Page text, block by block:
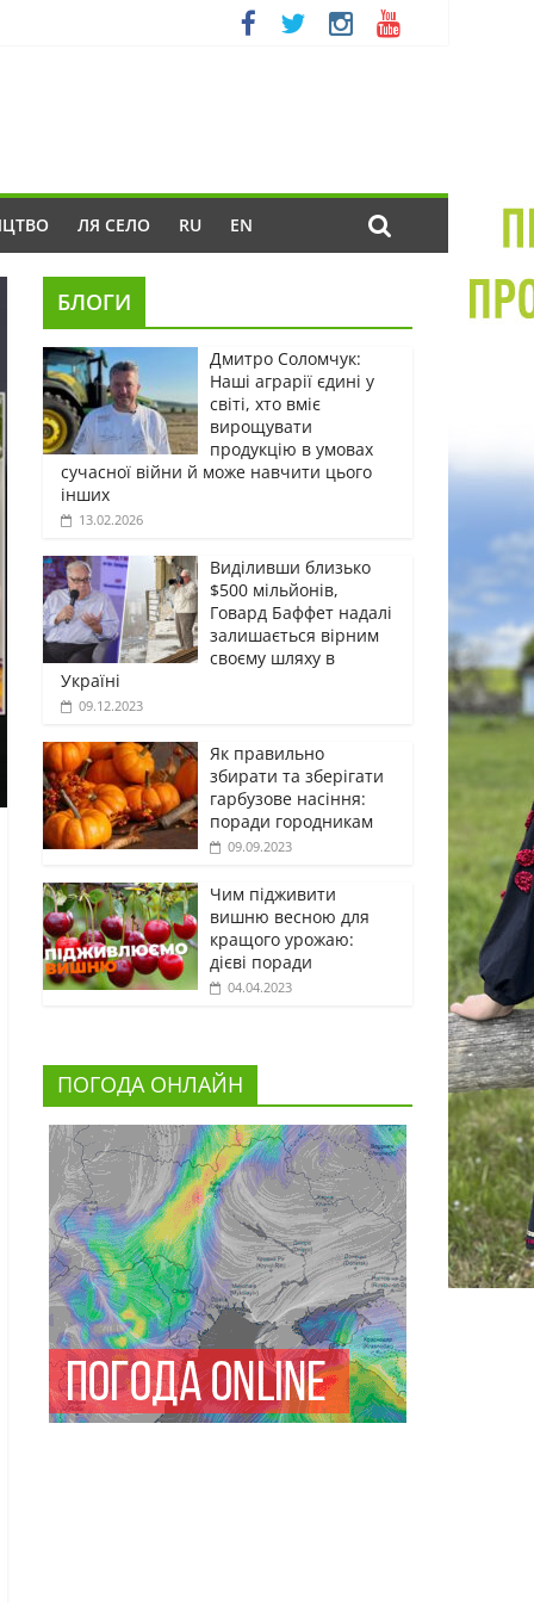
ЛЯ СЕЛО RU EN
БЛОГИ
Дмитро Соломчук:
Наші аграрії єдині у
світі, хто вміє
вирощувати
продукцію в умовах
сучасної війни й може навчити цього
інших
13.02.2026
Виділивши близько
$500 мільйонів,
Говард Баффет надалі
залишається вірним
своєму шляху в
Україні
09.12.2023
Як правильно
збирати та зберігати
гарбузове насіння:
поради городникам
09.09.2023
Чим підживити
вишню весною для
кращого урожаю:
дієві поради
04.04.2023
ПОГОДА ОНЛАЙН